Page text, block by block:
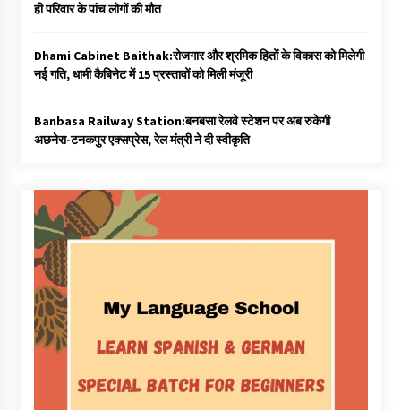
ही परिवार के पांच लोगों की मौत
Dhami Cabinet Baithak:रोजगार और श्रमिक हितों के विकास को मिलेगी
नई गति, धामी कैबिनेट में 15 प्रस्तावों को मिली मंजूरी
Banbasa Railway Station:बनबसा रेलवे स्टेशन पर अब रुकेगी
अछनेरा-टनकपुर एक्सप्रेस, रेल मंत्री ने दी स्वीकृति